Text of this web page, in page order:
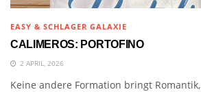
EASY & SCHLAGER GALAXIE
CALIMEROS: PORTOFINO
2 APRIL, 2026
Keine andere Formation bringt